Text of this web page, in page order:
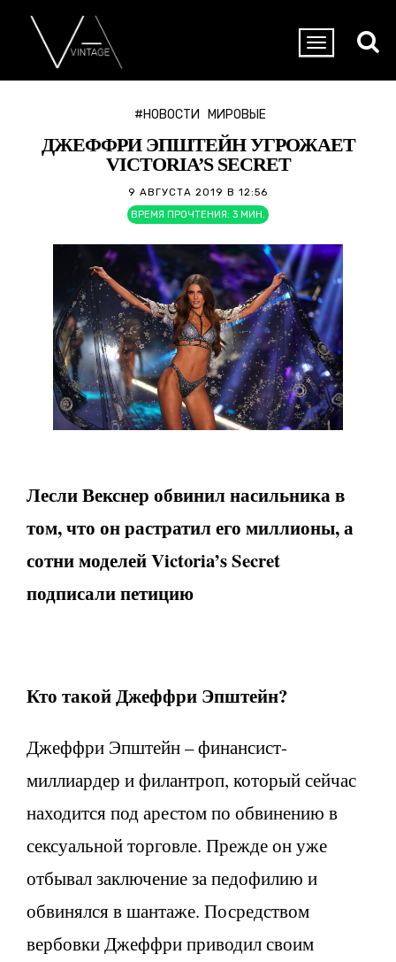
#НОВОСТИ МИРОВЫЕ
ДЖЕФФРИ ЭПШТЕЙН УГРОЖАЕТ
VICTORIA’S SECRET
9 АВГУСТА 2019 В 12:56
ВРЕМЯ ПРОЧТЕНИЯ: 3 МИН.
Лесли Векснер обвинил насильника в
том, что он растратил его миллионы, а
сотни моделей Victoria’s Secret
подписали петицию
Кто такой Джеффри Эпштейн?
Джеффри Эпштейн – финансист-
миллиардер и филантроп, который сейчас
находится под арестом по обвинению в
сексуальной торговле. Прежде он уже
отбывал заключение за педофилию и
обвинялся в шантаже. Посредством
вербовки Джеффри приводил своим